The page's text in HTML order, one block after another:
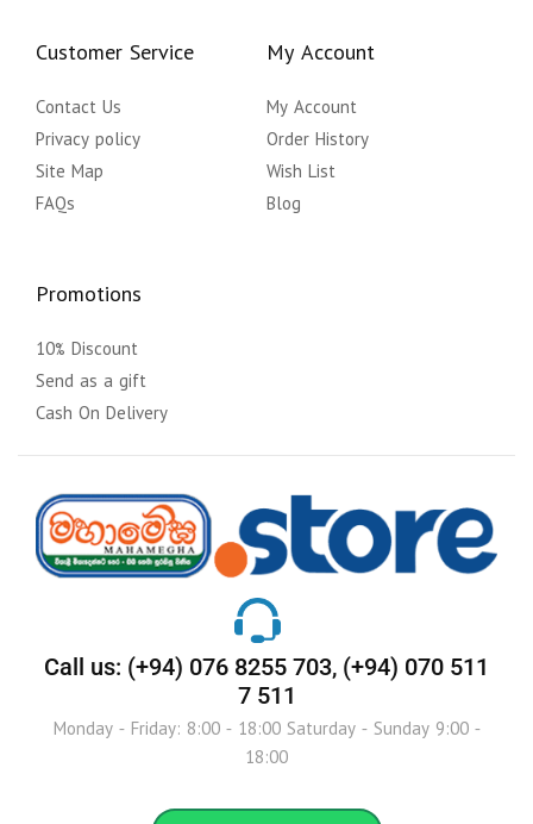
Customer Service
Contact Us
Privacy policy
Site Map
FAQs
My Account
My Account
Order History
Wish List
Blog
Promotions
10% Discount
Send as a gift
Cash On Delivery
Call us: (+94) 076 8255 703, (+94) 070 511
7 511
Monday - Friday: 8:00 - 18:00 Saturday - Sunday 9:00 -
18:00